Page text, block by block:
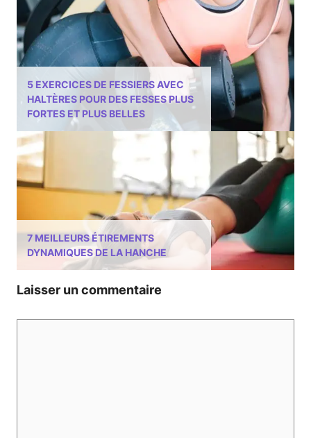
5 EXERCICES DE FESSIERS AVEC
HALTÈRES POUR DES FESSES PLUS
FORTES ET PLUS BELLES
7 MEILLEURS ÉTIREMENTS
DYNAMIQUES DE LA HANCHE
Laisser un commentaire